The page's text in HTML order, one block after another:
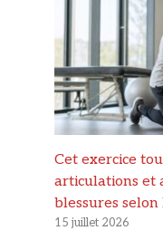
Cet exercice
articulations et
blessures selon
15 juillet 2026